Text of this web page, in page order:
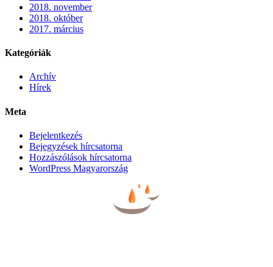
2018. november
2018. október
2017. március
Kategóriák
Archív
Hírek
Meta
Bejelentkezés
Bejegyzések hírcsatorna
Hozzászólások hírcsatorna
WordPress Magyarország